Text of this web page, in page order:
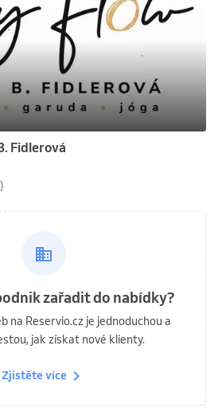
Fidlerová
zařadit do nabídky?
na Reservio.cz je jednoduchou a
jak získat nové klienty.
Zjistěte více